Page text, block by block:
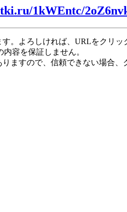
1kWEntc/
す。よろしければ、URLをクリ
容を保証しません。
ますので、信頼できない場合、